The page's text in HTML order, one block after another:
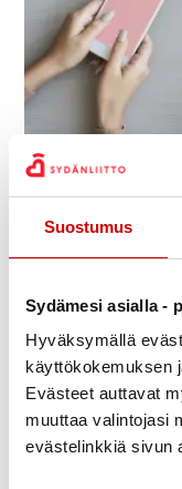
Suostumus
Sydämesi asialla -
Hyväksymällä
käyttökokemuksen
Evästeet auttavat
muuttaa valintojasi
evästelinkkiä sivun